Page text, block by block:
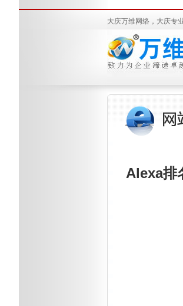
大庆万维网络，大庆专
Alexa排